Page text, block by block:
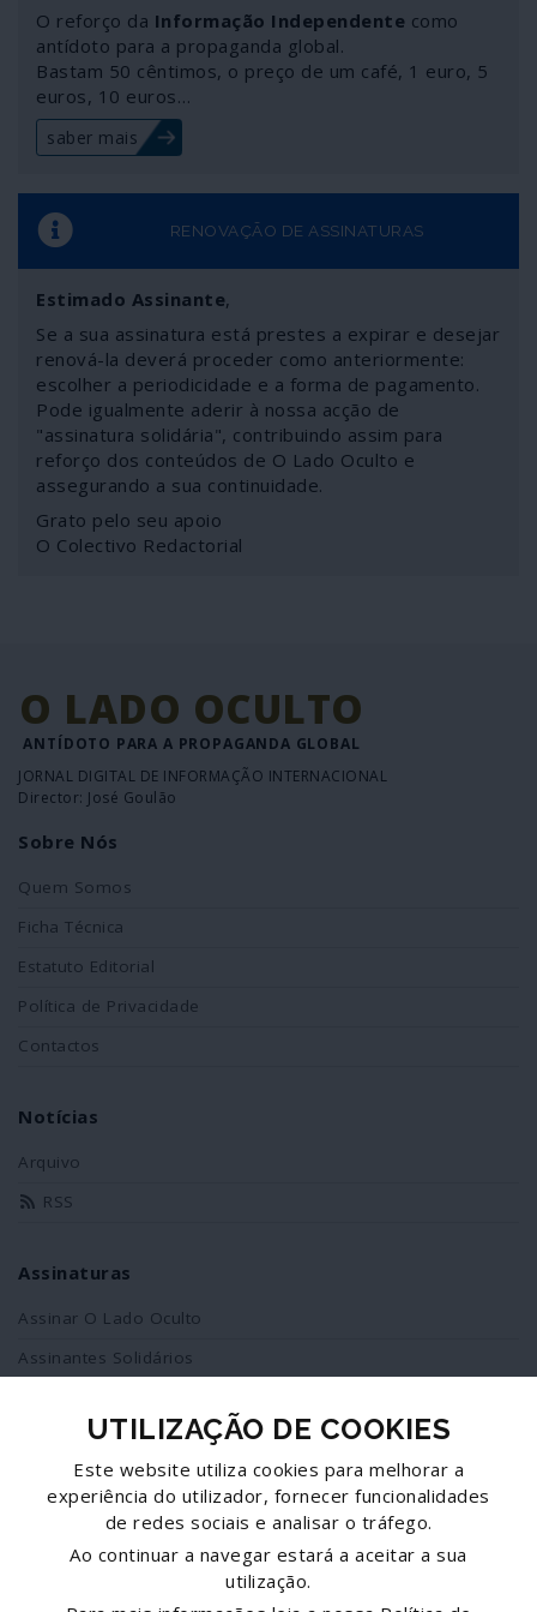
O reforço da Informação Independente como
antídoto para a propaganda global.
Bastam 50 cêntimos, o preço de um café, 1 euro, 5
euros, 10 euros…
saber mais
RENOVAÇÃO DE ASSINATURAS
Estimado Assinante,
Se a sua assinatura está prestes a expirar e desejar
renová-la deverá proceder como anteriormente:
escolher a periodicidade e a forma de pagamento.
Pode igualmente aderir à nossa acção de
"assinatura solidária", contribuindo assim para
reforço dos conteúdos de O Lado Oculto e
assegurando a sua continuidade.
Grato pelo seu apoio
O Colectivo Redactorial
O LADO OCULTO
ANTÍDOTO PARA A PROPAGANDA GLOBAL
JORNAL DIGITAL DE INFORMAÇÃO INTERNACIONAL
Director: José Goulão
Sobre Nós
Quem Somos
Ficha Técnica
Estatuto Editorial
Política de Privacidade
Contactos
Notícias
Arquivo
RSS
Assinaturas
Assinar O Lado Oculto
Assinantes Solidários
Redes Sociais
Siga-nos no facebook
UTILIZAÇÃO DE COOKIES
Este website utiliza cookies para melhorar a
experiência do utilizador, fornecer funcionalidades
de redes sociais e analisar o tráfego.
Ao continuar a navegar estará a aceitar a sua
utilização.